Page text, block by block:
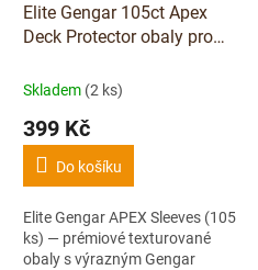
Elite Gengar 105ct Apex
Deck Protector obaly pro
Skladem (2 ks)
399 Kč
Do košíku
Elite Gengar APEX Sleeves (105
ks) — prémiové texturované
obaly s výrazným Gengar